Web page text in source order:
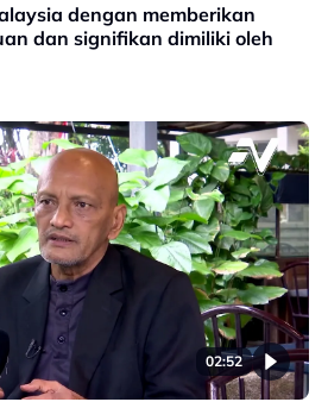
dengan memberikan
dan signifikan dimiliki oleh
02:52